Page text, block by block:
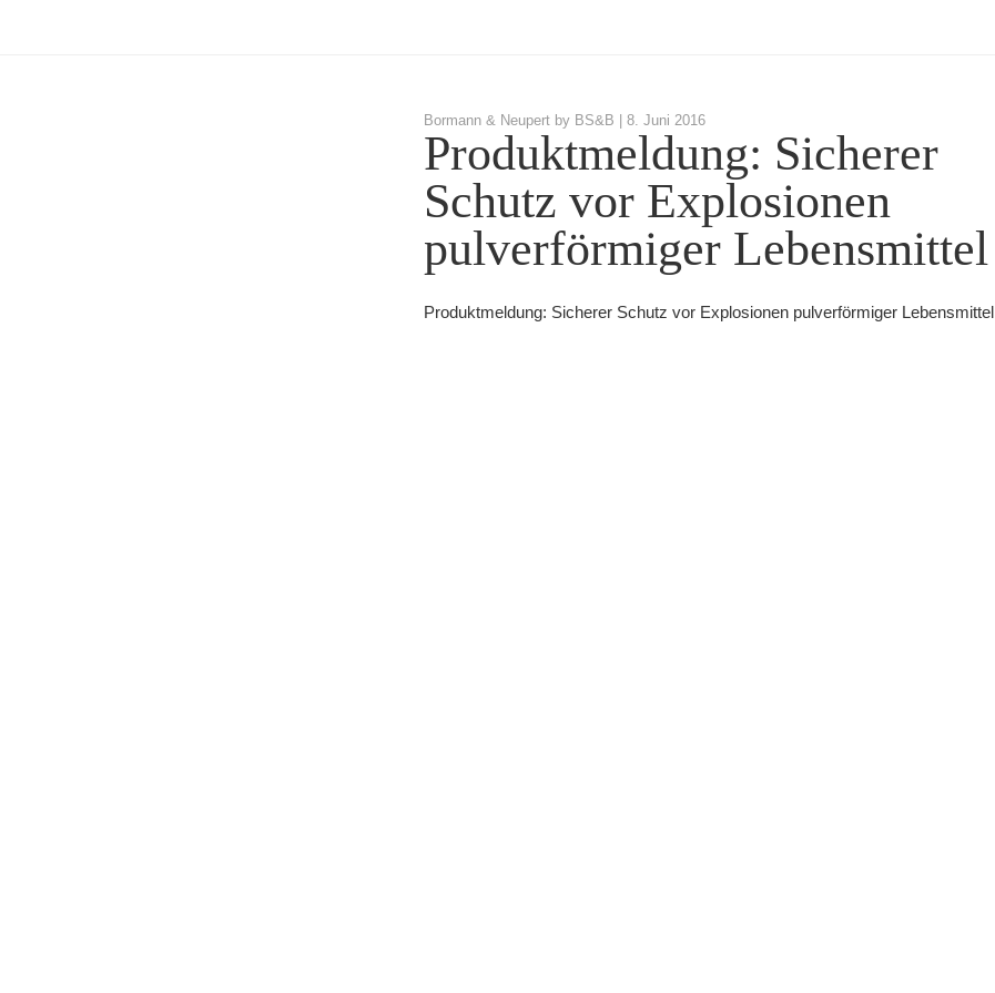
Bormann & Neupert by BS&B | 8. Juni 2016
Produktmeldung: Sicherer
Schutz vor Explosionen
pulverförmiger Lebensmittel
Produktmeldung: Sicherer Schutz vor Explosionen pulverförmiger Lebensmittel